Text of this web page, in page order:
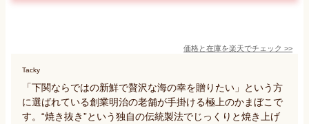
価格と在庫を楽天でチェック >>
Tacky
「下関ならではの新鮮で贅沢な海の幸を贈りたい」という方
に選ばれている創業明治の老舗が手掛ける極上のかまぼこで
す。“焼き抜き”という独自の伝統製法でじっくりと焼き上げ